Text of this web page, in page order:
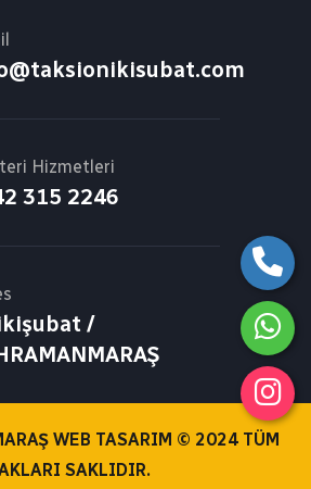
Hizmetleri
315 2246
/
WEB TASARIM © 2024 TÜM
SAKLIDIR.